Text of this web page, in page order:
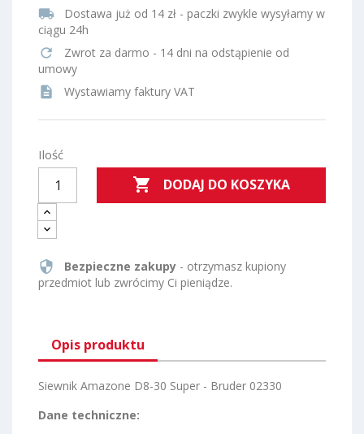
local_shipping
Dostawa już od 14 zł - paczki zwykle wysyłamy w
ciągu 24h
refresh
Zwrot za darmo - 14 dni na odstąpienie od
umowy
description Wystawiamy faktury VAT
Ilość
 DODAJ DO KOSZYKA
security Bezpieczne zakupy - otrzymasz kupiony
przedmiot lub zwrócimy Ci pieniądze.
Opis produktu
Siewnik Amazone D8-30 Super - Bruder 02330
Dane techniczne: